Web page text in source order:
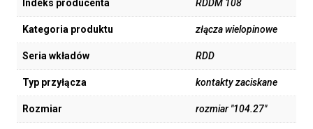
Indeks producenta RDDM 108
Kategoria produktu złącza wielopinowe
Seria wkładów RDD
Typ przyłącza kontakty zaciskane
Rozmiar rozmiar "104.27"